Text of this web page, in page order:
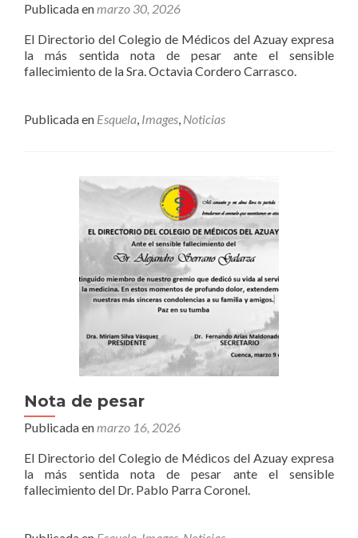
Publicada enmarzo 30, 2026
El Directorio del Colegio de Médicos del Azuay expresa
la más sentida nota de pesar ante el sensible
fallecimiento de la Sra. Octavia Cordero Carrasco.
Publicada en Esquela, Images, Noticias
Nota de pesar
Publicada enmarzo 16, 2026
El Directorio del Colegio de Médicos del Azuay expresa
la más sentida nota de pesar ante el sensible
fallecimiento del Dr. Pablo Parra Coronel.